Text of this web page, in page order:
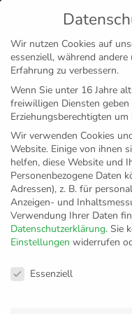
Die Serie
Wir nutzen Cookies auf
essenziell, während
Erfahrung zu verbessern.
Wenn Sie unter 16 Jahre
freiwilligen Diensten
Erziehungsberechtigten
Wir verwenden Cookies
Website. Einige von ihnen
helfen, diese Website und
Personenbezogene Daten
Adressen), z. B. für
Anzeigen- und
Verwendung Ihrer Daten
Datenschutzerklärung. Sie
Einstellungen widerrufen
Datenschutzeinstellungen
Essenziell